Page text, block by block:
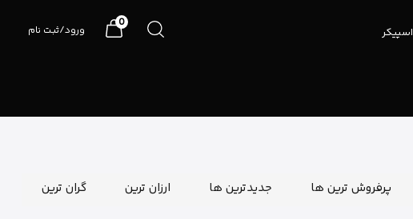
اسپیکر ورود/ثبت نام
0
پرفروش ترین ها جدیدترین ها ارزان ترین گران ترین